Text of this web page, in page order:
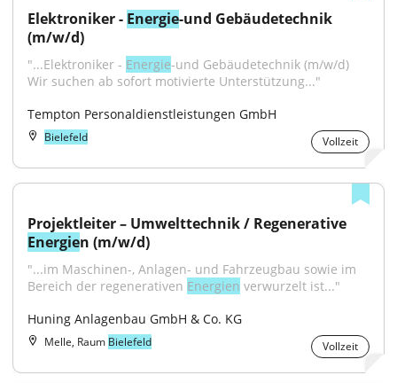
Elektroniker - Energie-und Gebäudetechnik
(m/w/d)
"...Elektroniker - Energie-und Gebäudetechnik (m/w/d)
Wir suchen ab sofort motivierte Unterstützung..."
Tempton Personaldienstleistungen GmbH
Bielefeld Vollzeit
Energien (m/w/d)
"...im Maschinen-, Anlagen- und Fahrzeugbau sowie im
Bereich der regenerativen Energien verwurzelt ist..."
Huning Anlagenbau GmbH & Co. KG
Melle, Raum Bielefeld Vollzeit